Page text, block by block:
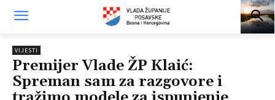
VIJESTI
Premijer Vlade ŽP Klaić:
Spreman sam za razgovore i